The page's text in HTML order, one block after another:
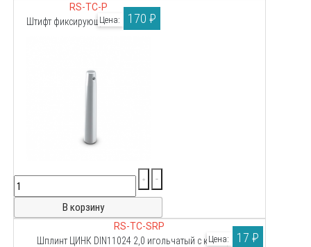
RS-TC-P
Штифт фиксирующий стальной
Цена: 170 ₽
RS-TC-SRP
Шплинт ЦИНК DIN11024 2,0 игольчатый с кольцом,
Цена: 17 ₽